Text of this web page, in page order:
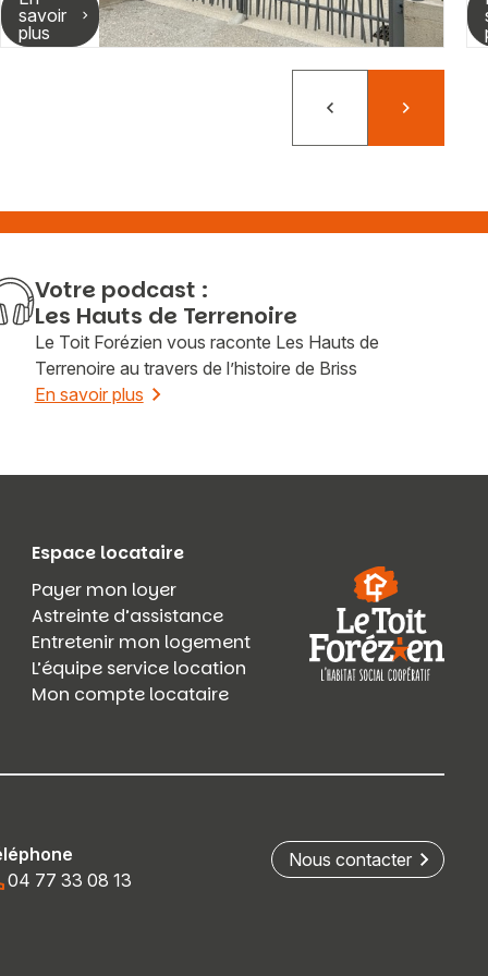
savoir
plus
PrécédentSuivant
Votre podcast :
Les Hauts de Terrenoire
Le Toit Forézien vous raconte Les Hauts de
Terrenoire au travers de l’histoire de Briss
En savoir plus
Espace locataire
Payer mon loyer
Astreinte d’assistance
Entretenir mon logement
L’équipe service location
Mon compte locataire
04 77 33 08 13
Nous contacter